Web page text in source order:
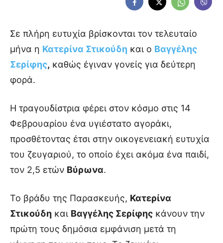
Σε πλήρη ευτυχία βρίσκονται τον τελευταίο
μήνα η Κατερίνα Στικούδη και ο Βαγγέλης
Σερίφης, καθώς έγιναν γονείς για δεύτερη
φορά.
Η τραγουδίστρια φέρει στον κόσμο στις 14
Φεβρουαρίου ένα υγιέστατο αγοράκι,
προσθέτοντας έτσι στην οικογενειακή ευτυχία
του ζευγαριού, το οποίο έχει ακόμα ένα παιδί,
τον 2,5 ετών Βύρωνα.
Το βράδυ της Παρασκευής, Κατερίνα
Στικούδη και Βαγγέλης Σερίφης κάνουν την
πρώτη τους δημόσια εμφάνιση μετά τη